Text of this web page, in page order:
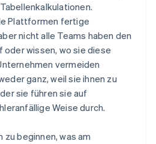
Plattformen fertige
nicht alle Teams haben den
wissen, wo sie diese
vermeiden
ganz, weil sie ihnen zu
sie führen sie auf
Weise durch.
zu beginnen, was am